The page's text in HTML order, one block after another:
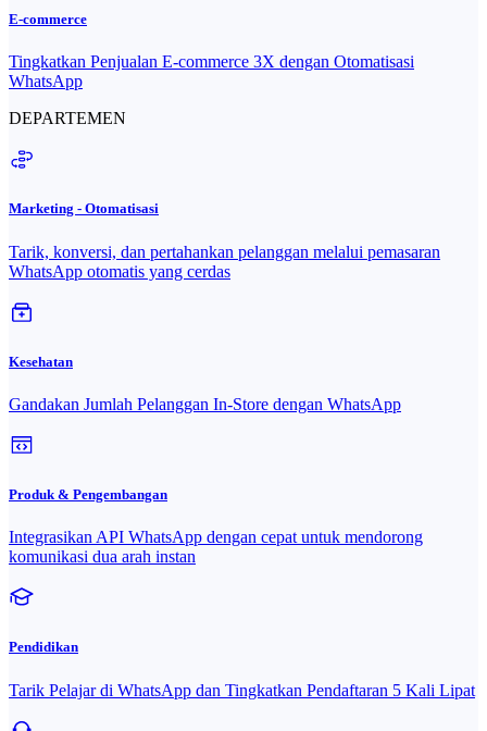
E-commerce
Tingkatkan Penjualan E-commerce 3X dengan Otomatisasi
WhatsApp
DEPARTEMEN
Marketing - Otomatisasi
Tarik, konversi, dan pertahankan pelanggan melalui pemasaran
WhatsApp otomatis yang cerdas
Kesehatan
Gandakan Jumlah Pelanggan In-Store dengan WhatsApp
Produk & Pengembangan
Integrasikan API WhatsApp dengan cepat untuk mendorong
komunikasi dua arah instan
Pendidikan
Tarik Pelajar di WhatsApp dan Tingkatkan Pendaftaran 5 Kali Lipat